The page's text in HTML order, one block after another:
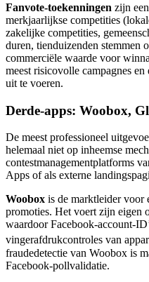
Fanvote-toekenningen zijn
merkjaarlijkse competities
zakelijke competities,
duren, tienduizenden stemmen
commerciële waarde voor
meest risicovolle campagnes
uit te voeren.
Derde-apps: Woobox,
De meest professioneel
helemaal niet op inheemse
contestmanagementplatforms
Apps of als externe
Woobox is de marktleider voor
promoties. Het voert zijn eigen
waardoor Facebook-account-
vingerafdrukcontroles van
fraudedetectie van Woobox is
Facebook-pollvalidatie.